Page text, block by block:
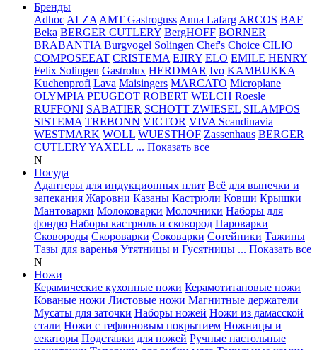
Бренды
Adhoc ALZA AMT Gastroguss Anna Lafarg ARCOS BAF
Beka BERGER CUTLERY BergHOFF BORNER
BRABANTIA Burgvogel Solingen Chef's Choice CILIO
COMPOSEEAT CRISTEMA EJIRY ELO EMILE HENRY
Felix Solingen Gastrolux HERDMAR Ivo KAMBUKKA
Kuchenprofi Lava Maisingers MARCATO Microplane
OLYMPIA PEUGEOT ROBERT WELCH Roesle
RUFFONI SABATIER SCHOTT ZWIESEL SILAMPOS
SISTEMA TREBONN VICTOR VIVA Scandinavia
WESTMARK WOLL WUESTHOF Zassenhaus BERGER
CUTLERYYAXELL ... Показать все
N
Посуда
Адаптеры для индукционных плит Всё для выпечки и
запекания Жаровни Казаны Кастрюли Ковши Крышки
Мантоварки Молоковарки Молочники Наборы для
фондю Наборы кастрюль и сковород Пароварки
Сковороды Скороварки Соковарки Сотейники Тажины
Тазы для варенья Утятницы и Гусятницы ... Показать все
N
Ножи
Керамические кухонные ножи Керамотитановые ножи
Кованые ножи Листовые ножи Магнитные держатели
Мусаты для заточки Наборы ножей Ножи из дамасской
стали Ножи с тефлоновым покрытием Ножницы и
секаторы Подставки для ножей Ручные настольные